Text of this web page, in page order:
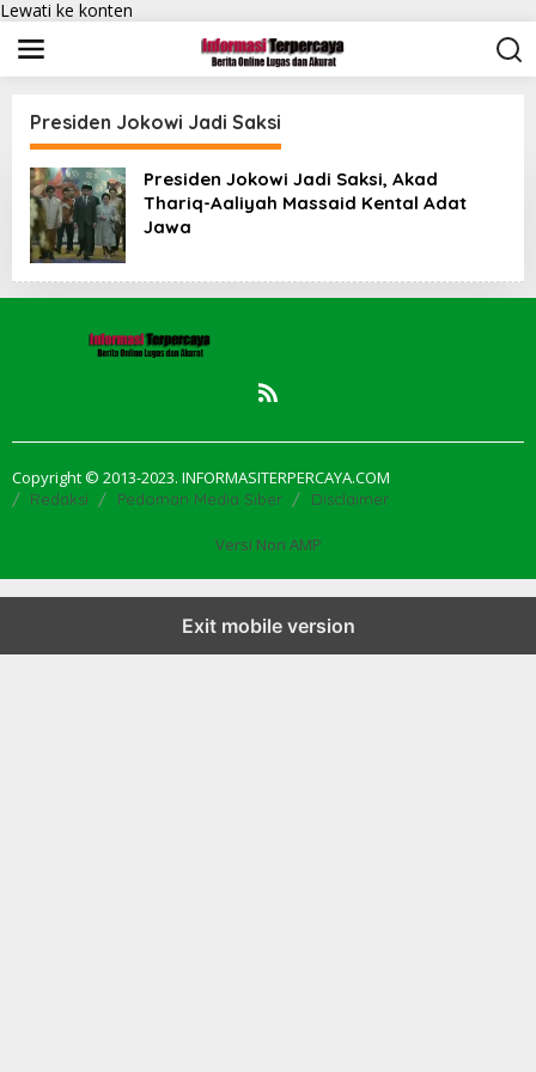
Lewati ke konten
Presiden Jokowi Jadi Saksi
Presiden Jokowi Jadi Saksi, Akad
Thariq-Aaliyah Massaid Kental Adat
Jawa
Copyright © 2013-2023. INFORMASITERPERCAYA.COM
Redaksi Pedoman Media Siber Disclaimer
Versi Non AMP
Exit mobile version